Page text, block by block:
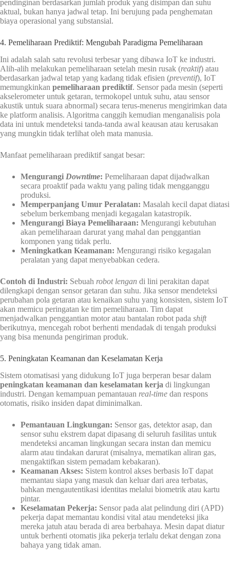
pendinginan berdasarkan jumlah produk yang disimpan dan suhu
aktual, bukan hanya jadwal tetap. Ini berujung pada penghematan
biaya operasional yang substansial.
4. Pemeliharaan Prediktif: Mengubah Paradigma Pemeliharaan
Ini adalah salah satu revolusi terbesar yang dibawa IoT ke industri.
Alih-alih melakukan pemeliharaan setelah mesin rusak (reaktif) atau
berdasarkan jadwal tetap yang kadang tidak efisien (preventif), IoT
memungkinkan pemeliharaan prediktif. Sensor pada mesin (seperti
akselerometer untuk getaran, termokopel untuk suhu, atau sensor
akustik untuk suara abnormal) secara terus-menerus mengirimkan data
ke platform analisis. Algoritma canggih kemudian menganalisis pola
data ini untuk mendeteksi tanda-tanda awal keausan atau kerusakan
yang mungkin tidak terlihat oleh mata manusia.
Manfaat pemeliharaan prediktif sangat besar:
Mengurangi Downtime: Pemeliharaan dapat dijadwalkan
secara proaktif pada waktu yang paling tidak mengganggu
produksi.
Memperpanjang Umur Peralatan: Masalah kecil dapat diatasi
sebelum berkembang menjadi kegagalan katastropik.
Mengurangi Biaya Pemeliharaan: Mengurangi kebutuhan
akan pemeliharaan darurat yang mahal dan penggantian
komponen yang tidak perlu.
Meningkatkan Keamanan: Mengurangi risiko kegagalan
peralatan yang dapat menyebabkan cedera.
Contoh di Industri: Sebuah robot lengan di lini perakitan dapat
dilengkapi dengan sensor getaran dan suhu. Jika sensor mendeteksi
perubahan pola getaran atau kenaikan suhu yang konsisten, sistem IoT
akan memicu peringatan ke tim pemeliharaan. Tim dapat
menjadwalkan penggantian motor atau bantalan robot pada shift
berikutnya, mencegah robot berhenti mendadak di tengah produksi
yang bisa menunda pengiriman produk.
5. Peningkatan Keamanan dan Keselamatan Kerja
Sistem otomatisasi yang didukung IoT juga berperan besar dalam
peningkatan keamanan dan keselamatan kerja di lingkungan
industri. Dengan kemampuan pemantauan real-time dan respons
otomatis, risiko insiden dapat diminimalkan.
Pemantauan Lingkungan: Sensor gas, detektor asap, dan
sensor suhu ekstrem dapat dipasang di seluruh fasilitas untuk
mendeteksi ancaman lingkungan secara instan dan memicu
alarm atau tindakan darurat (misalnya, mematikan aliran gas,
mengaktifkan sistem pemadam kebakaran).
Keamanan Akses: Sistem kontrol akses berbasis IoT dapat
memantau siapa yang masuk dan keluar dari area terbatas,
bahkan mengautentikasi identitas melalui biometrik atau kartu
pintar.
Keselamatan Pekerja: Sensor pada alat pelindung diri (APD)
pekerja dapat memantau kondisi vital atau mendeteksi jika
mereka jatuh atau berada di area berbahaya. Mesin dapat diatur
untuk berhenti otomatis jika pekerja terlalu dekat dengan zona
bahaya yang tidak aman.